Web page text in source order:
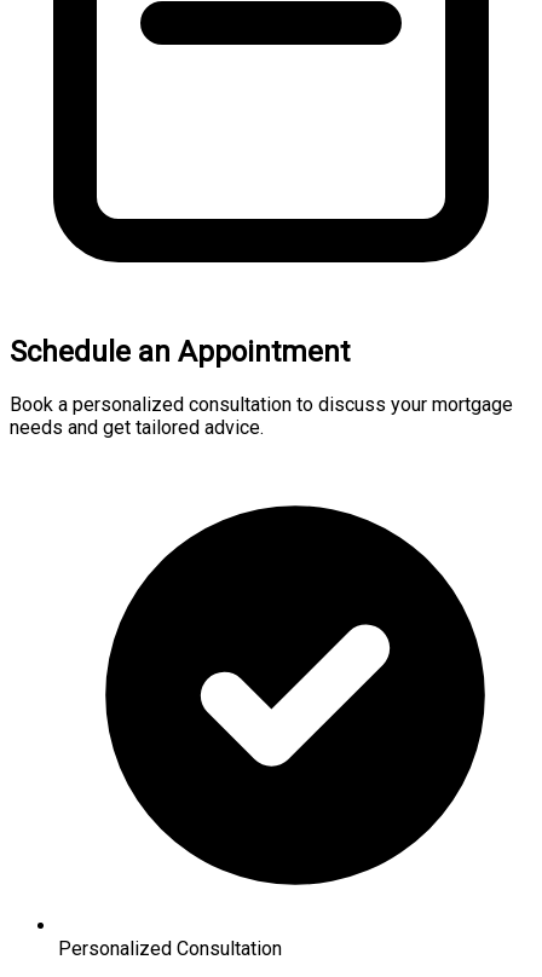
Schedule an Appointment
Book a personalized consultation to discuss your mortgage
needs and get tailored advice.
Personalized Consultation